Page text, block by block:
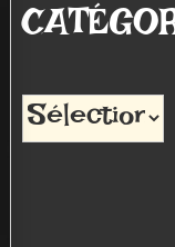
Catégories